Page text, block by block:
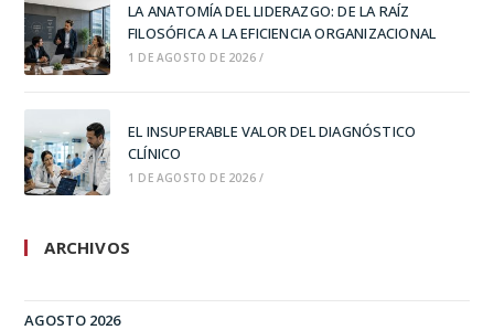
LA ANATOMÍA DEL LIDERAZGO: DE LA RAÍZ
FILOSÓFICA A LA EFICIENCIA ORGANIZACIONAL
1 DE AGOSTO DE 2026 /
EL INSUPERABLE VALOR DEL DIAGNÓSTICO
CLÍNICO
1 DE AGOSTO DE 2026 /
ARCHIVOS
AGOSTO 2026